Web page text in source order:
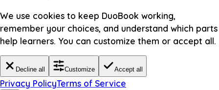
We use cookies to keep DuoBook working,
remember your choices, and understand which parts
help learners. You can customize them or accept all.
Decline all Customize Accept all
Privacy PolicyTerms of Service